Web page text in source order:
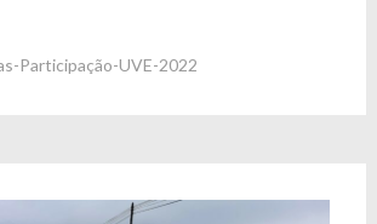
Participação-UVE-2022